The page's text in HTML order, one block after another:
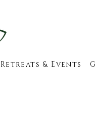
Retreats & Events